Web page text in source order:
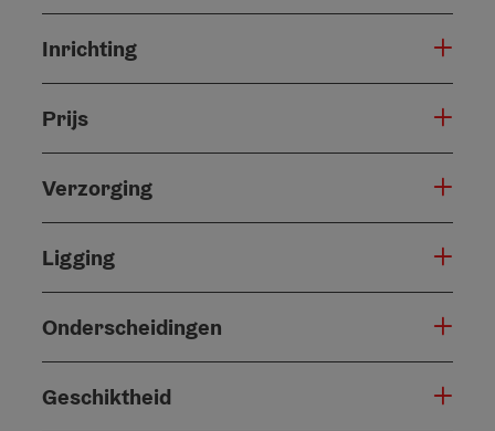
Inrichting
Prijs
Verzorging
Ligging
Onderscheidingen
Geschiktheid